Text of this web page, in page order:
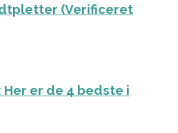
(Verificeret
Her er de 4 bedste i